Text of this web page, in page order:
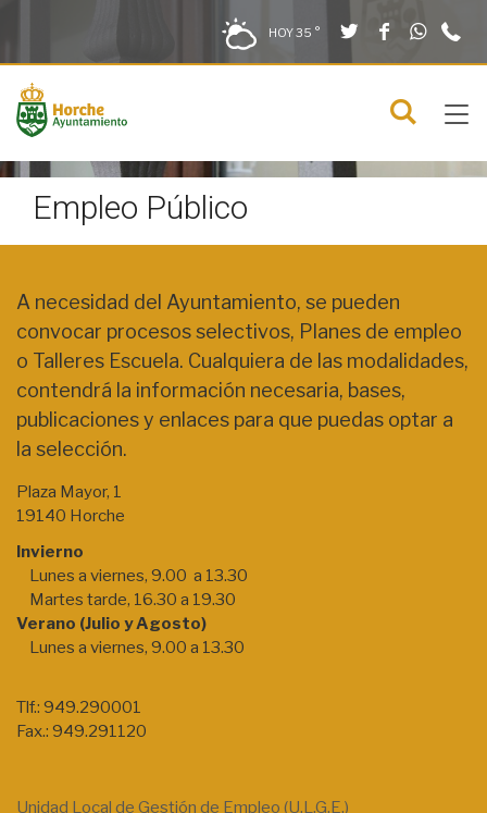
HOY35 ° TwitterFacebook
menú
Empleo Público
Información
A necesidad del Ayuntamiento, se pueden
convocar procesos selectivos, Planes de empleo
o Talleres Escuela. Cualquiera de las modalidades,
contendrá la información necesaria, bases,
publicaciones y enlaces para que puedas optar a
la selección.
Plaza Mayor, 1
19140 Horche
Invierno
Lunes a viernes, 9.00 a 13.30
Martes tarde, 16.30 a 19.30
Verano (Julio y Agosto)
Lunes a viernes, 9.00 a 13.30
Tlf.: 949.290001
Fax.: 949.291120
Unidad Local de Gestión de Empleo (U.L.G.E.)